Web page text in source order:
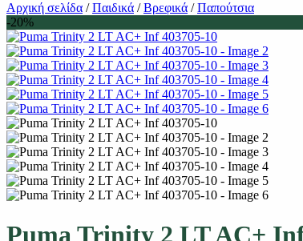
Αρχική σελίδα / Παιδικά / Βρεφικά / Παπούτσια
-20%
Puma Trinity 2 LT AC+